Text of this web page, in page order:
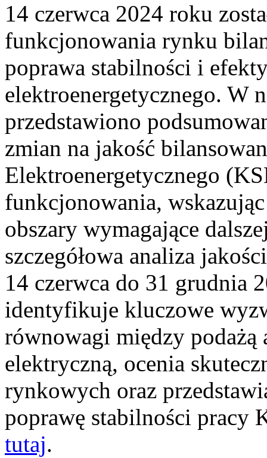
14 czerwca 2024 roku
funkcjonowania rynku
poprawa stabilności i
elektroenergetycznego. W
przedstawiono
zmian na jakość
Elektroenergetycznego
funkcjonowania,
obszary wymagające
szczegółowa analiza
14 czerwca do 31 grudnia
identyfikuje kluczowe
równowagi między podażą
elektryczną, ocenia
rynkowych oraz
poprawę stabilności pracy
tutaj.